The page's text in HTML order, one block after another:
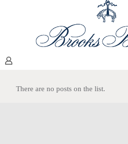
There are no posts on the list.